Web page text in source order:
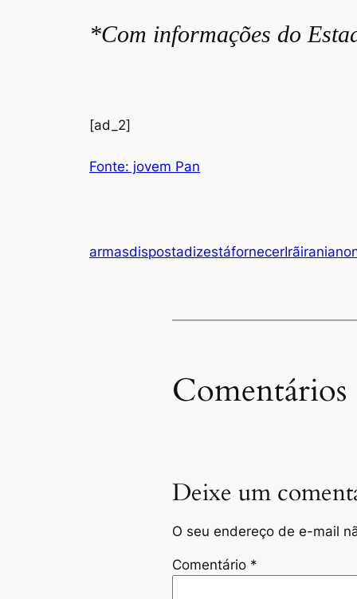
*Com informações do
[ad_2]
Fonte: jovem Pan
armasdispostadizestáfornecerIrãiraniano
Comentários
Deixe um
O seu endereço de e-mail
Comentário *